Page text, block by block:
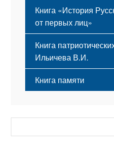
Книга «История
от первых лиц»
Книга
Ильичева В.И.
Книга памяти